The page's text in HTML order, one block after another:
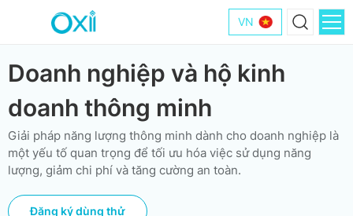
VN
Doanh nghiệp và hộ kinh
doanh thông minh
Giải pháp năng lượng thông minh dành cho doanh nghiệp là
một yếu tố quan trọng để tối ưu hóa việc sử dụng năng
lượng, giảm chi phí và tăng cường an toàn.
Đăng ký dùng thử